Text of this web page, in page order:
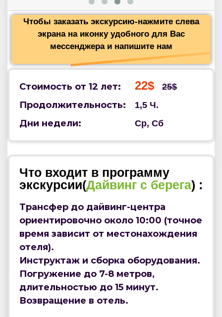
Чтобы заказать экскурсию-нажмите слева
экрана на иконку удобного для Вас
мессенджера и напишите нам
Стоимость от 12 лет: 22$ 25$
Продолжительность: 1,5 Ч.
Дни недели: Ср, Сб
Что входит в программу
экскурсии(Дайвинг с берега) :
Трансфер до дайвинг-центра
ориентировочно около 10:00 (точное
время зависит от местонахождения
отеля).
Инструктаж и сборка оборудования.
Погружение до 7-8 метров,
длительностью до 15 минут.
Возвращение в отель.